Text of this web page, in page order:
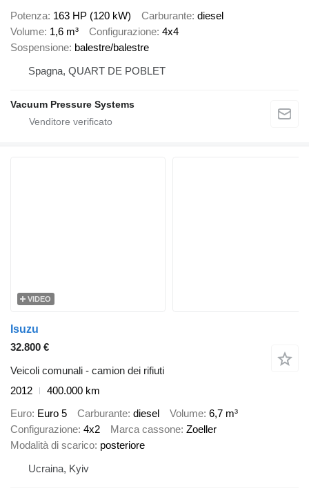
Potenza 163 HP (120 kW) Carburante diesel
Volume 1,6 m³ Configurazione 4x4
Sospensione balestre/balestre
Spagna, QUART DE POBLET
Vacuum Pressure Systems
VIDEO
Isuzu
32.800 €
Veicoli comunali - camion dei rifiuti
2012
400.000 km
Euro Euro 5 Carburante diesel Volume 6,7 m³
Configurazione 4x2 Marca cassone Zoeller
Modalità di scarico posteriore
Ucraina, Kyiv